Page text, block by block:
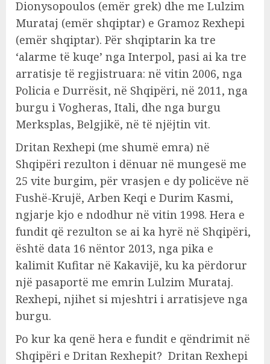
Dionysopoulos (emër grek) dhe me Lulzim
Murataj (emër shqiptar) e Gramoz Rexhepi
(emër shqiptar). Për shqiptarin ka tre
‘alarme të kuqe’ nga Interpol, pasi ai ka tre
arratisje të regjistruara: në vitin 2006, nga
Policia e Durrësit, në Shqipëri, në 2011, nga
burgu i Vogheras, Itali, dhe nga burgu
Merksplas, Belgjikë, në të njëjtin vit.
Dritan Rexhepi (me shumë emra) në
Shqipëri rezulton i dënuar në mungesë me
25 vite burgim, për vrasjen e dy policëve në
Fushë-Krujë, Arben Keqi e Durim Kasmi,
ngjarje kjo e ndodhur në vitin 1998. Hera e
fundit që rezulton se ai ka hyrë në Shqipëri,
është data 16 nëntor 2013, nga pika e
kalimit Kufitar në Kakavijë, ku ka përdorur
një pasaportë me emrin Lulzim Murataj.
Rexhepi, njihet si mjeshtri i arratisjeve nga
burgu.
Po kur ka qenë hera e fundit e qëndrimit në
Shqipëri e Dritan Rexhepit? Dritan Rexhepi